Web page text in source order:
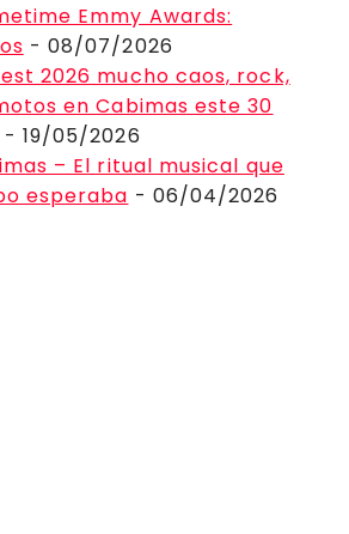
Emmy Awards:
- 08/07/2026
2026 mucho caos, rock,
en Cabimas este 30
- 19/05/2026
– El ritual musical que
esperaba - 06/04/2026